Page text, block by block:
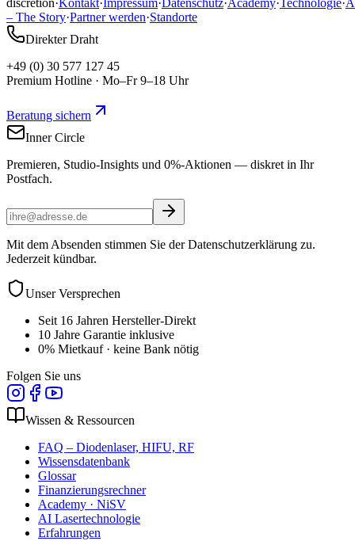
discretion·Kontakt·Impressum·Datenschutz·Academy·Technologie·
– The Story·Partner werden·Standorte
Direkter Draht
+49 (0) 30 577 127 45
Premium Hotline · Mo–Fr 9–18 Uhr
Beratung sichern
Inner Circle
Premieren, Studio-Insights und 0%-Aktionen — diskret in Ihr
Postfach.
Mit dem Absenden stimmen Sie der Datenschutzerklärung zu.
Jederzeit kündbar.
Unser Versprechen
Seit 16 Jahren Hersteller-Direkt
10 Jahre Garantie inklusive
0% Mietkauf · keine Bank nötig
Folgen Sie uns
Wissen & Ressourcen
FAQ – Diodenlaser, HIFU, RF
Wissensdatenbank
Glossar
Finanzierungsrechner
Academy · NiSV
AI Lasertechnologie
Erfahrungen